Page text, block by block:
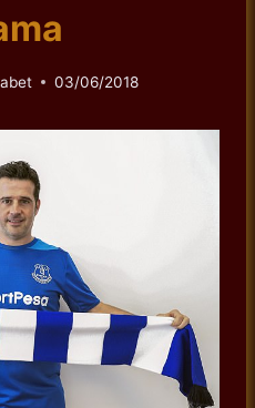
03/06/2018